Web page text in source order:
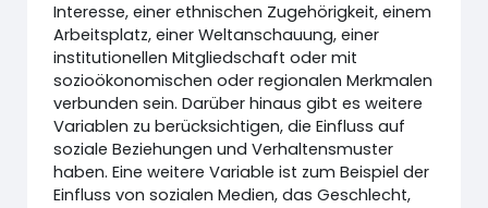
Interesse, einer ethnischen Zugehörigkeit, einem
Arbeitsplatz, einer Weltanschauung, einer
institutionellen Mitgliedschaft oder mit
sozioökonomischen oder regionalen Merkmalen
verbunden sein. Darüber hinaus gibt es weitere
Variablen zu berücksichtigen, die Einfluss auf
soziale Beziehungen und Verhaltensmuster
haben. Eine weitere Variable ist zum Beispiel der
Einfluss von sozialen Medien, das Geschlecht,